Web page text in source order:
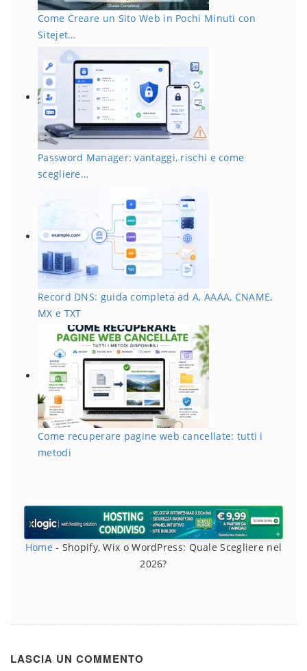
Come Creare un Sito Web in Pochi Minuti con
Sitejet…
Password Manager: vantaggi, rischi e come
scegliere…
Record DNS: guida completa ad A, AAAA, CNAME,
MX e TXT
Come recuperare pagine web cancellate: tutti i
metodi
Home- Shopify, Wix o WordPress: Quale Scegliere nel
2026?
LASCIA UN COMMENTO